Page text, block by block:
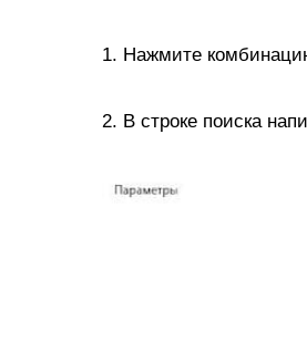
1. Нажмите
2. В строке поиска